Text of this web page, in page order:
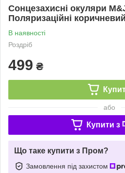
Сонцезахисні окуляри
Поляризаційні
В наявності
Роздріб
499 ₴
або
Купити з
Що таке купити з Пром?
Замовлення під захистом